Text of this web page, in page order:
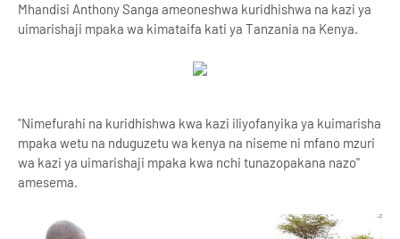
Mhandisi Anthony Sanga ameoneshwa kuridhishwa na kazi ya
uimarishaji mpaka wa kimataifa kati ya Tanzania na Kenya.
"Nimefurahi na kuridhishwa kwa kazi iliyofanyika ya kuimarisha
mpaka wetu na nduguzetu wa kenya na niseme ni mfano mzuri
wa kazi ya uimarishaji mpaka kwa nchi tunazopakana nazo"
amesema.